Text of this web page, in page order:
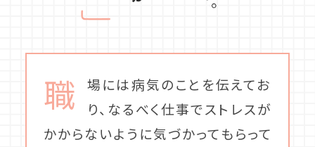
職
場には病気のことを伝えてお
り、なるべく仕事でストレスが
かからないように気づかってもらって